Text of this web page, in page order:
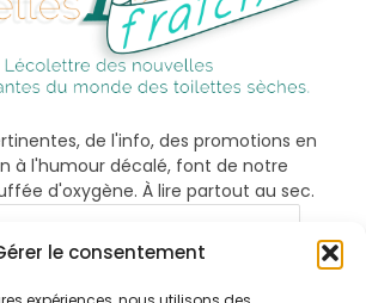
le consentement
de l'info, des promotions en
à l'humour décalé, font de notre
d'oxygène. À lire partout au sec.